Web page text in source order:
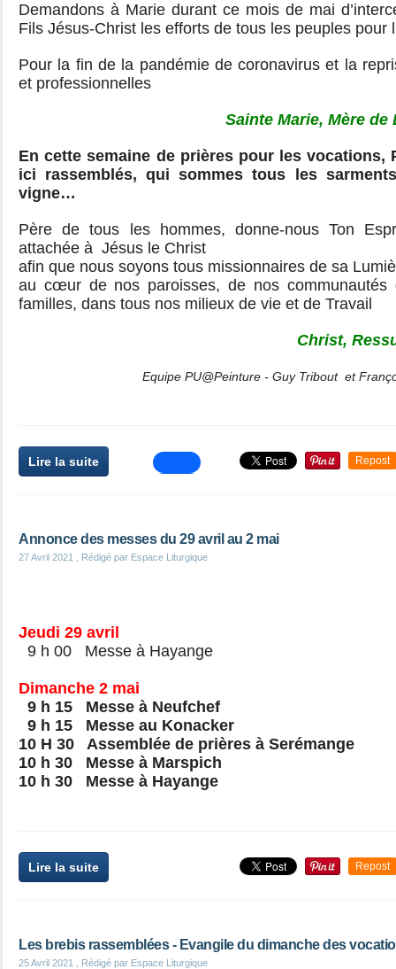
Demandons à Marie durant ce mois de mai
Fils Jésus-Christ les efforts de tous les peuples pour
Pour la fin de la pandémie de coronavirus et la
et professionnelles
Sainte Marie, Mère
En cette semaine de prières pour les vocations,
ici rassemblés, qui sommes tous les
vigne…
Père de tous les hommes, donne-nous Ton
attachée à Jésus le Christ
afin que nous soyons tous missionnaires de sa
au cœur de nos paroisses, de nos communautés
familles, dans tous nos milieux de vie et de Travail
Christ,
Equipe PU@Peinture - Guy Tribout et
Lire la suite Repost
Annonce des messes du 29 avril au 2 mai
27 Avril 2021 , Rédigé par Espace Liturgique
Jeudi 29 avril
9 h 00 Messe à Hayange
Dimanche 2 mai
9 h 15 Messe à Neufchef
9 h 15 Messe au Konacker
10 H 30 Assemblée de prières à Serémange
10 h 30 Messe à Marspich
10 h 30 Messe à Hayange
Lire la suite Repost
Les brebis rassemblées - Evangile du dimanche des
25 Avril 2021 , Rédigé par Espace Liturgique